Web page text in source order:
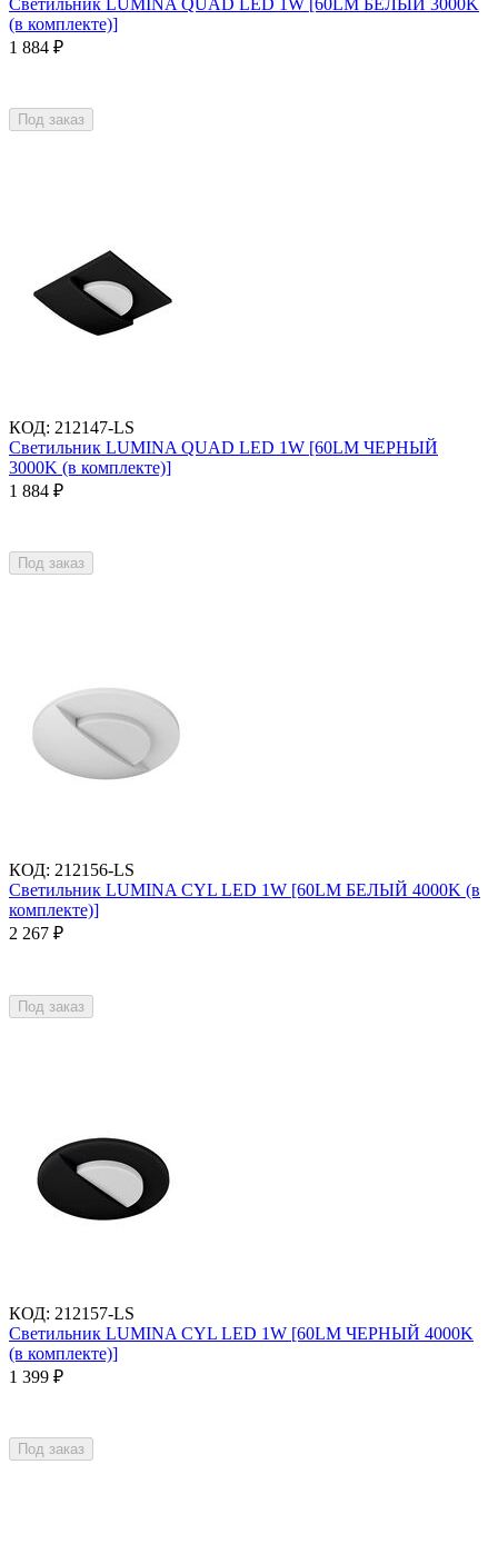
Светильник LUMINA QUAD LED 1W [60LM БЕЛЫЙ 3000K
(в комплекте)]
1 884 ₽
Под заказ
КОД: 212147-LS
Светильник LUMINA QUAD LED 1W [60LM ЧЕРНЫЙ
3000K (в комплекте)]
1 884 ₽
Под заказ
КОД: 212156-LS
Светильник LUMINA CYL LED 1W [60LM БЕЛЫЙ 4000K (в
комплекте)]
2 267 ₽
Под заказ
КОД: 212157-LS
Светильник LUMINA CYL LED 1W [60LM ЧЕРНЫЙ 4000K
(в комплекте)]
1 399 ₽
Под заказ